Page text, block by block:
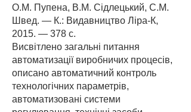
О.М. Пупена, В.М. Сідлецький, С.М.
Швед. — К.: Видавництво Ліра-К,
2015. — 378 с.
Висвітлено загальні питання
автоматизації виробничих процесів,
описано автоматичний контроль
технологічних параметрів,
автоматизовані системи